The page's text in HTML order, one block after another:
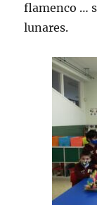
flamenco …
lunares.